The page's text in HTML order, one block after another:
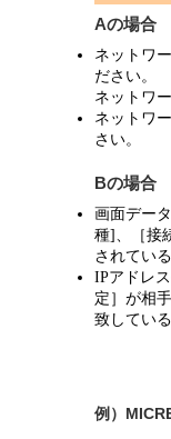
Aの場合
ネットワ
ださい。
ネットワ
ネットワ
さい。
Bの場合
画面デー
種]、［接
されてい
IPアドレ
定］が相
致してい
例）